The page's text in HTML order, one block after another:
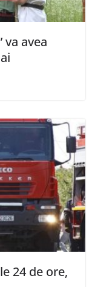
va avea
24 de ore,